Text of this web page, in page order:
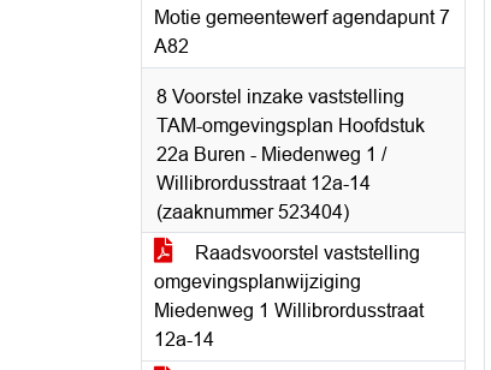
Motie gemeentewerf agendapunt 7
A82
8 Voorstel inzake vaststelling
TAM-omgevingsplan Hoofdstuk
22a Buren - Miedenweg 1 /
Willibrordusstraat 12a-14
(zaaknummer 523404)
Raadsvoorstel vaststelling
omgevingsplanwijziging
Miedenweg 1 Willibrordusstraat
12a-14